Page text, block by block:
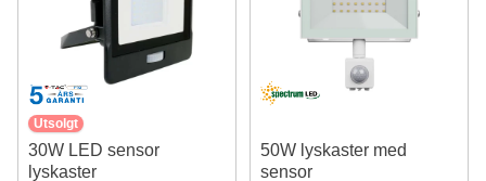
Utsolgt
30W LED sensor
lyskaster
50W lyskaster med
sensor